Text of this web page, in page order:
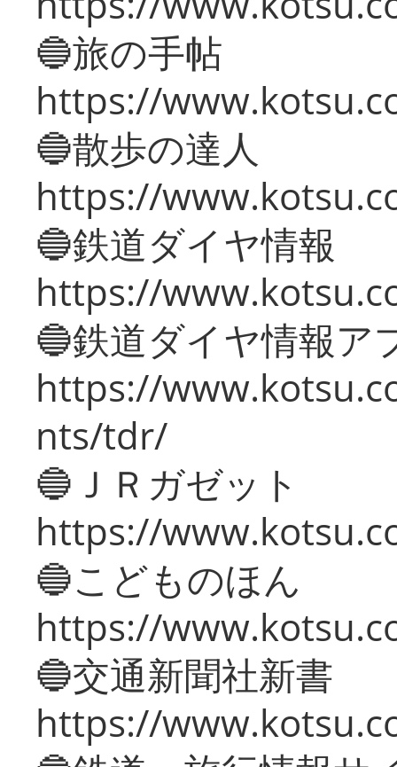
🔵旅の手帖
https://
🔵散歩の達人
https://
🔵鉄道ダイヤ情報
https://
🔵鉄道ダイヤ情報ア
https://
nts/tdr/
🔵ＪＲガゼット
https://
🔵こどものほん
https://
🔵交通新聞社新書
https://